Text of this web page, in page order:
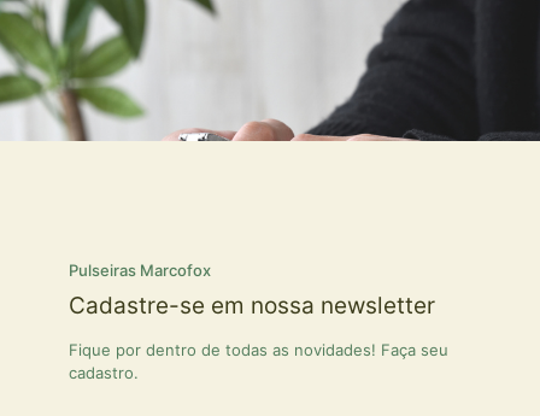
Pulseiras Marcofox
Cadastre-se em nossa newsletter
Fique por dentro de todas as novidades! Faça seu
cadastro.